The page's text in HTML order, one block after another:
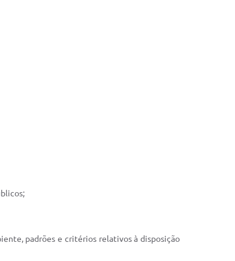
padrões e critérios relativos à disposição